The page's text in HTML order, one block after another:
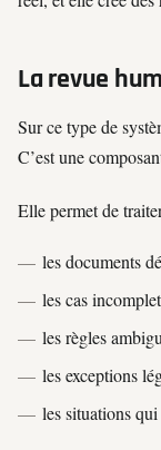
La revue
Sur ce type de
C’est une
Elle permet de
les documents
les cas
les règles
les exceptions
les situations